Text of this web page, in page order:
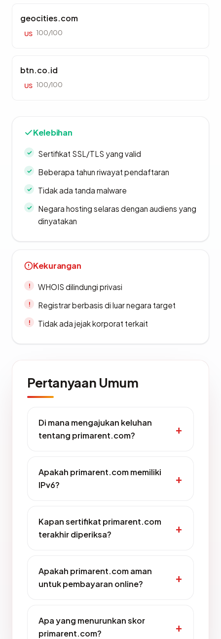
geocities.com
US 100/100
btn.co.id
US 100/100
Kelebihan
Sertifikat SSL/TLS yang valid
Beberapa tahun riwayat pendaftaran
Tidak ada tanda malware
Negara hosting selaras dengan audiens yang
dinyatakan
Kekurangan
WHOIS dilindungi privasi
Registrar berbasis di luar negara target
Tidak ada jejak korporat terkait
Pertanyaan Umum
Di mana mengajukan keluhan
tentang primarent.com?
Apakah primarent.com memiliki
IPv6?
Kapan sertifikat primarent.com
terakhir diperiksa?
Apakah primarent.com aman
untuk pembayaran online?
Apa yang menurunkan skor
primarent.com?